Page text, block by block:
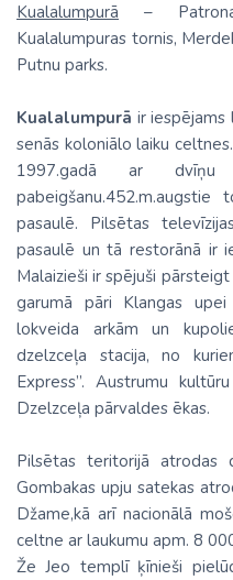
Kualalumpurā –
Kualalumpuras tornis,
Putnu parks.
Kualalumpurā ir iespējams
senās koloniālo laiku
1997.gadā ar
pasaulē. Pilsētas
pasaulē un tā restorānā ir
Malaizieši ir spējuši
garumā pāri Klangas
lokveida arkām un
dzelzceļa stacija, no
Express”. Austrumu
Dzelzceļa pārvaldes ēkas.
Pilsētas teritorijā atrodas
Gombakas upju satekas
Džame,kā arī nacionālā
celtne ar laukumu apm. 8
Že Jeo templī ķīnieši